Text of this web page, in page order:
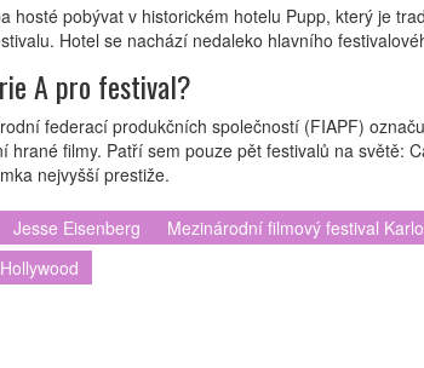
hosté pobývat v historickém hotelu Pupp, který je
Hotel se nachází nedaleko hlavního
A pro festival?
federací produkčních společností (FIAPF)
hrané filmy. Patří sem pouze pět festivalů na světě:
nejvyšší prestiže.
Jesse Eisenberg
Mezinárodní filmový festival
Hollywood